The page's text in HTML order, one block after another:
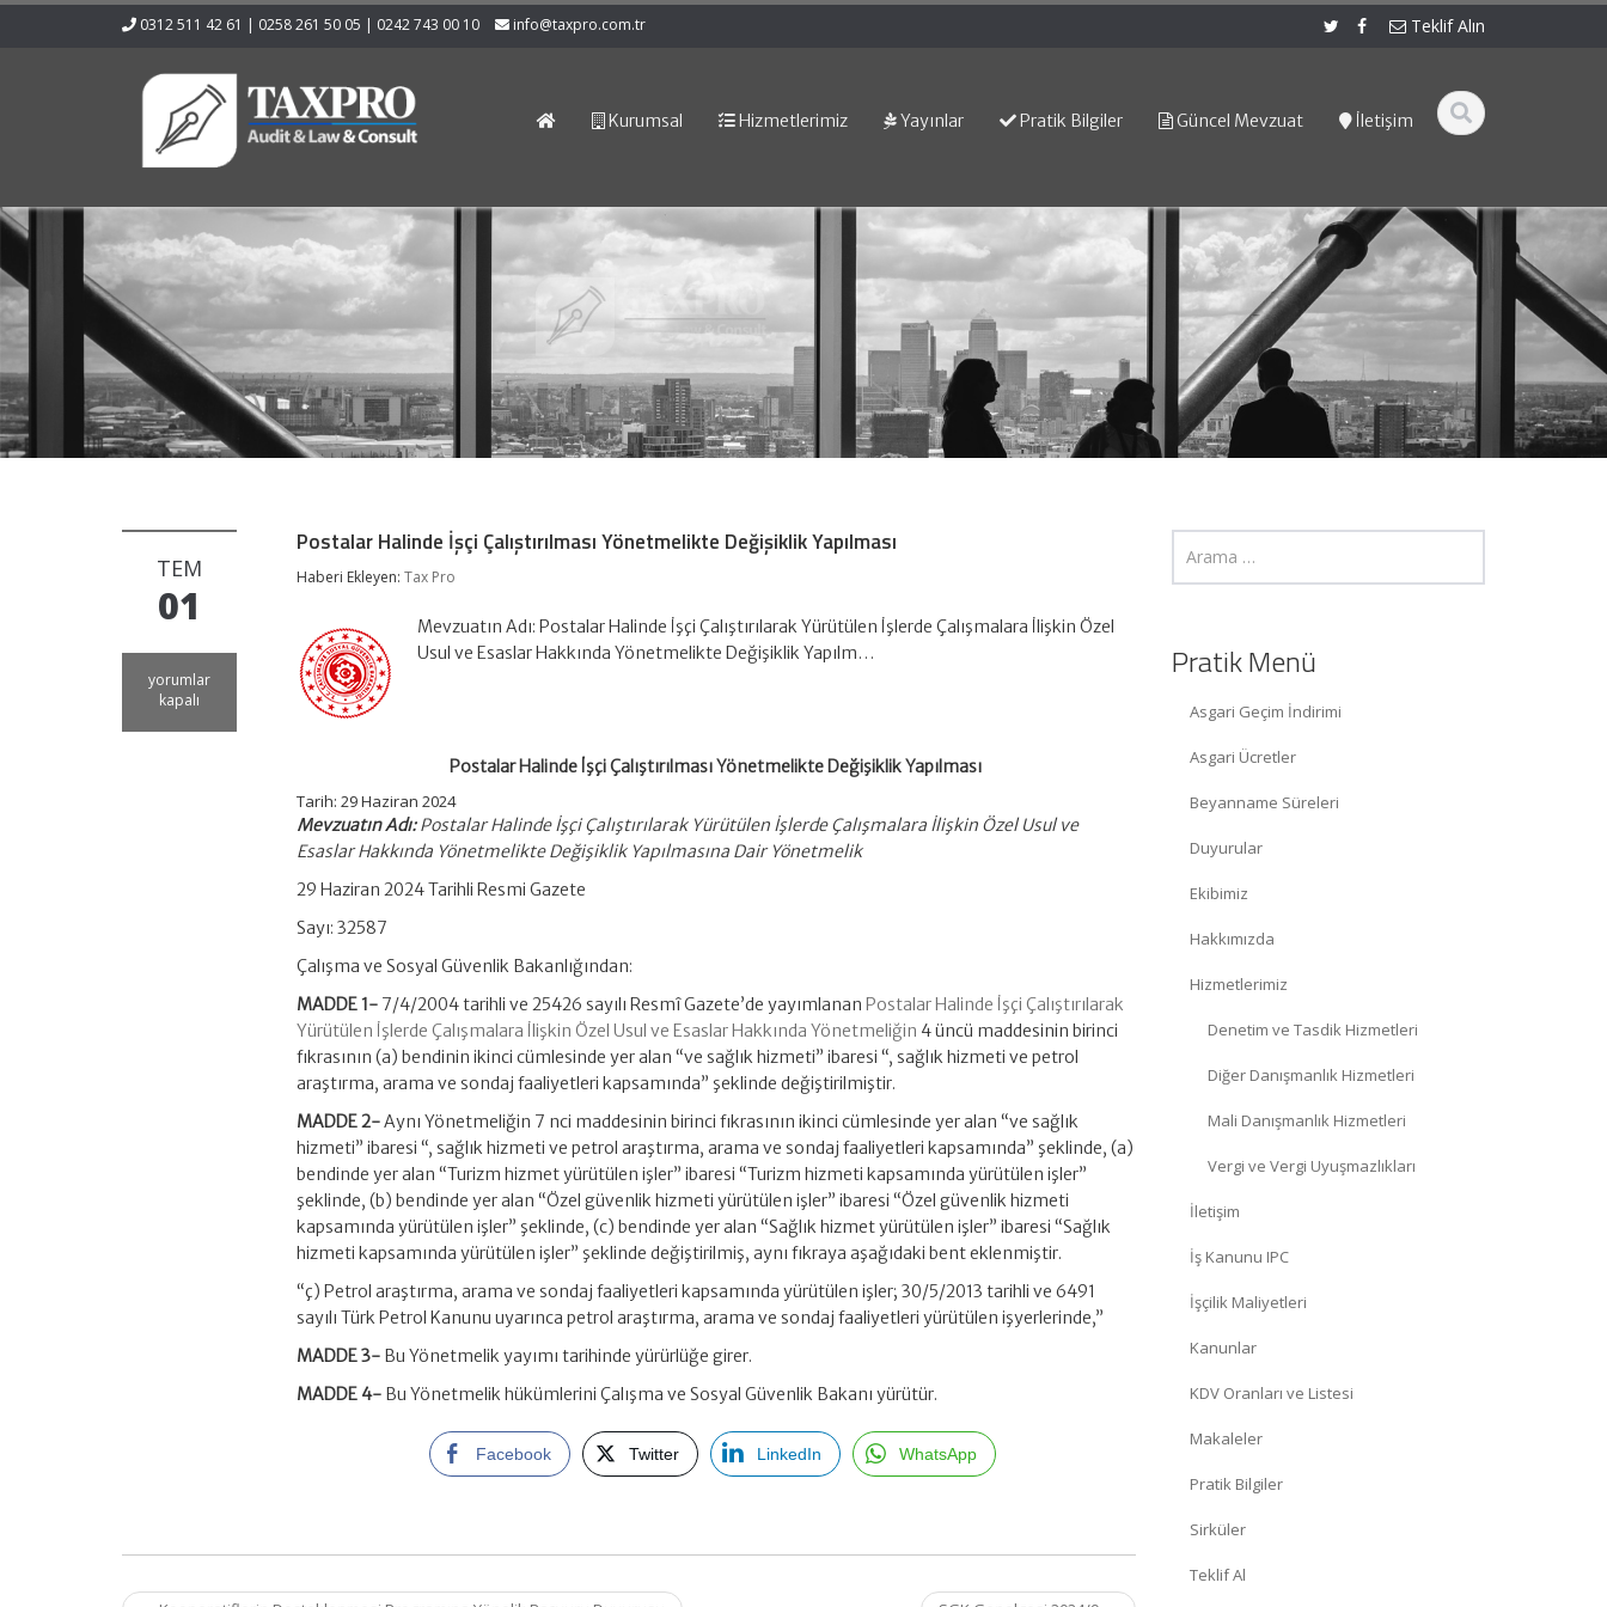
0312 511 42 61 | 0258 261 50 05 | 0242 743 00 10 info@taxpro.com.tr Teklif Alın
Kurumsal Hizmetlerimiz Yayınlar Pratik Bilgiler Güncel Mevzuat İletişim
TEM
01
Postalar
Halinde
yorumlar
kapalı
Postalar Halinde İşçi Çalıştırılması Yönetmelikte Değişiklik Yapılması
Haberi Ekleyen:Tax Pro
Mevzuatın Adı: Postalar Halinde İşçi Çalıştırılarak Yürütülen İşlerde Çalışmalara İlişkin Özel
Usul ve Esaslar Hakkında Yönetmelikte Değişiklik Yapılm…
Postalar Halinde İşçi Çalıştırılması Yönetmelikte Değişiklik Yapılması
Tarih: 29 Haziran 2024
Mevzuatın Adı:Postalar Halinde İşçi Çalıştırılarak Yürütülen İşlerde Çalışmalara İlişkin Özel Usul ve
Esaslar Hakkında Yönetmelikte Değişiklik Yapılmasına Dair Yönetmelik
29 Haziran 2024 Tarihli Resmi Gazete
Sayı: 32587
Çalışma ve Sosyal Güvenlik Bakanlığından:
MADDE 1- 7/4/2004 tarihli ve 25426 sayılı Resmî Gazete’de yayımlanan Postalar Halinde İşçi Çalıştırılarak
Yürütülen İşlerde Çalışmalara İlişkin Özel Usul ve Esaslar Hakkında Yönetmeliğin 4 üncü maddesinin birinci
fıkrasının (a) bendinin ikinci cümlesinde yer alan “ve sağlık hizmeti” ibaresi “, sağlık hizmeti ve petrol
araştırma, arama ve sondaj faaliyetleri kapsamında” şeklinde değiştirilmiştir.
MADDE 2-Aynı Yönetmeliğin 7 nci maddesinin birinci fıkrasının ikinci cümlesinde yer alan “ve sağlık
hizmeti” ibaresi “, sağlık hizmeti ve petrol araştırma, arama ve sondaj faaliyetleri kapsamında” şeklinde, (a)
bendinde yer alan “Turizm hizmet yürütülen işler” ibaresi “Turizm hizmeti kapsamında yürütülen işler”
şeklinde, (b) bendinde yer alan “Özel güvenlik hizmeti yürütülen işler” ibaresi “Özel güvenlik hizmeti
kapsamında yürütülen işler” şeklinde, (c) bendinde yer alan “Sağlık hizmet yürütülen işler” ibaresi “Sağlık
hizmeti kapsamında yürütülen işler” şeklinde değiştirilmiş, aynı fıkraya aşağıdaki bent eklenmiştir.
“ç) Petrol araştırma, arama ve sondaj faaliyetleri kapsamında yürütülen işler; 30/5/2013 tarihli ve 6491
sayılı Türk Petrol Kanunu uyarınca petrol araştırma, arama ve sondaj faaliyetleri yürütülen işyerlerinde,”
MADDE 3- Bu Yönetmelik yayımı tarihinde yürürlüğe girer.
MADDE 4- Bu Yönetmelik hükümlerini Çalışma ve Sosyal Güvenlik Bakanı yürütür.
Facebook Twitter LinkedIn WhatsApp
Pratik Menü
Asgari Geçim İndirimi
Asgari Ücretler
Beyanname Süreleri
Duyurular
Ekibimiz
Hakkımızda
Hizmetlerimiz
Denetim ve Tasdik Hizmetleri
Diğer Danışmanlık Hizmetleri
Mali Danışmanlık Hizmetleri
Vergi ve Vergi Uyuşmazlıkları
İletişim
İş Kanunu IPC
İşçilik Maliyetleri
Kanunlar
KDV Oranları ve Listesi
Makaleler
Pratik Bilgiler
Sirküler
Teklif Al